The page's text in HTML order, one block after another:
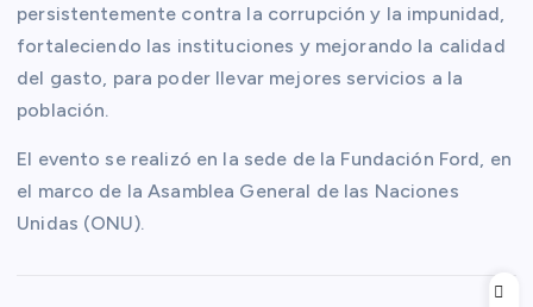
persistentemente contra la corrupción y la impunidad,
fortaleciendo las instituciones y mejorando la calidad
del gasto, para poder llevar mejores servicios a la
población.
El evento se realizó en la sede de la Fundación Ford, en
el marco de la Asamblea General de las Naciones
Unidas (ONU).